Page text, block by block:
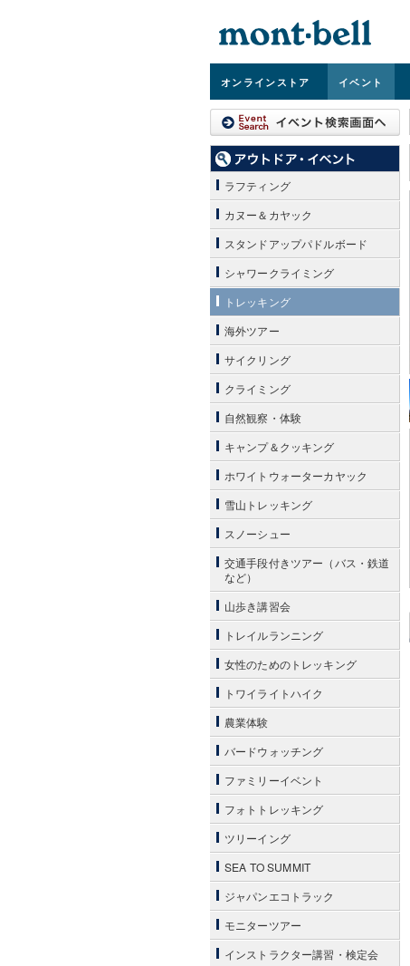
オンラインストア イベント
ラフティング
カヌー＆カヤック
スタンドアップパドルボード
シャワークライミング
トレッキング
海外ツアー
サイクリング
クライミング
自然観察・体験
キャンプ＆クッキング
ホワイトウォーターカヤック
雪山トレッキング
スノーシュー
交通手段付きツアー（バス・鉄道
など）
山歩き講習会
トレイルランニング
女性のためのトレッキング
トワイライトハイク
農業体験
バードウォッチング
ファミリーイベント
フォトトレッキング
ツリーイング
SEA TO SUMMIT
ジャパンエコトラック
モニターツアー
インストラクター講習・検定会